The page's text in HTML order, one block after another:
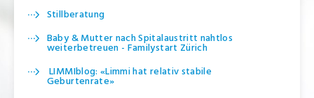
Stillberatung
Baby & Mutter nach Spitalaustritt nahtlos
weiterbetreuen - Familystart Zürich
LIMMIblog: «Limmi hat relativ stabile
Geburtenrate»